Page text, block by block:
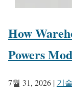
How
Powers
7월 31, 2026 | 기